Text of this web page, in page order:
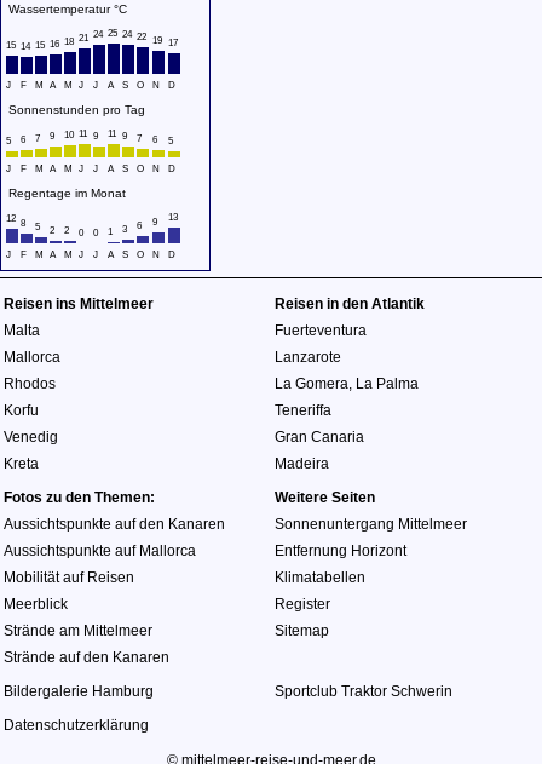
Wassertemperatur °C
15 14 15 16 18 21 24 25 24 22 19 17
J F M A M J J A S O N D
Sonnenstunden pro Tag
5 6 7 9 10 11 9 11 9 7 6 5
J F M A M J J A S O N D
Regentage im Monat
12 8 5 2 2 0 0 1 3 6 9 13
J F M A M J J A S O N D
Reisen ins Mittelmeer
Malta
Mallorca
Rhodos
Korfu
Venedig
Kreta
Reisen in den Atlantik
Fuerteventura
Lanzarote
La Gomera, La Palma
Teneriffa
Gran Canaria
Madeira
Fotos zu den Themen:
Aussichtspunkte auf den Kanaren
Aussichtspunkte auf Mallorca
Mobilität auf Reisen
Meerblick
Strände am Mittelmeer
Strände auf den Kanaren
Weitere Seiten
Sonnenuntergang Mittelmeer
Entfernung Horizont
Klimatabellen
Register
Sitemap
Bildergalerie Hamburg
Sportclub Traktor Schwerin
Datenschutzerklärung
© mittelmeer-reise-und-meer.de